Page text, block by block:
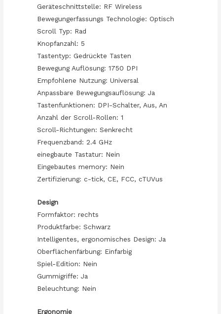
Geräteschnittstelle: RF Wireless
Bewegungerfassungs Technologie: Optisch
Scroll Typ: Rad
Knopfanzahl: 5
Tastentyp: Gedrückte Tasten
Bewegung Auflösung: 1750 DPI
Empfohlene Nutzung: Universal
Anpassbare Bewegungsauflösung: Ja
Tastenfunktionen: DPI-Schalter, Aus, An
Anzahl der Scroll-Rollen: 1
Scroll-Richtungen: Senkrecht
Frequenzband: 2.4 GHz
einegbaute Tastatur: Nein
Eingebautes memory: Nein
Zertifizierung: c-tick, CE, FCC, cTUVus
Design
Formfaktor: rechts
Produktfarbe: Schwarz
Intelligentes, ergonomisches Design: Ja
Oberflächenfärbung: Einfarbig
Spiel-Edition: Nein
Gummigriffe: Ja
Beleuchtung: Nein
Ergonomie